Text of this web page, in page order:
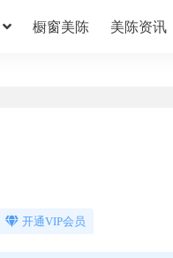
橱窗美陈 美陈资讯
开通VIP会员